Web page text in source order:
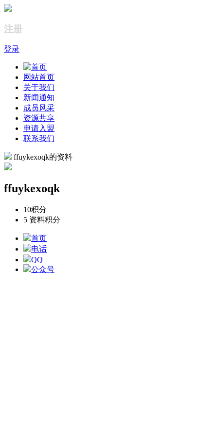
注册
登录
网站首页
关于我们
新闻通知
成员风采
资源共享
申请入盟
联系我们
ffuykexoqk的资料
ffuykexoqk
10积分
5 资料积分
首页
电话
QQ
公众号